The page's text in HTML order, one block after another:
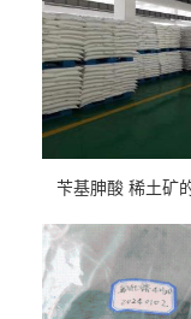
苄基胂酸 稀土矿